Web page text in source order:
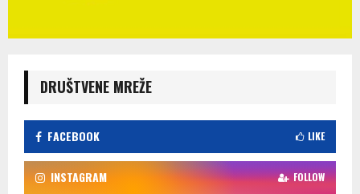
DRUŠTVENE MREŽE
FACEBOOK LIKE
INSTAGRAM FOLLOW